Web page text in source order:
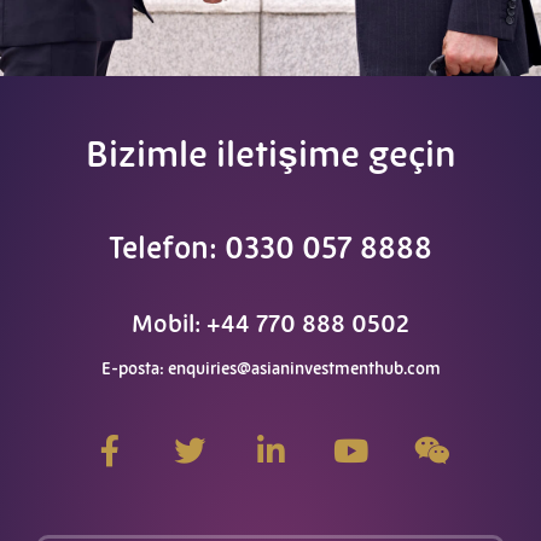
Bizimle iletişime geçin
Telefon: 0330 057 8888
Mobil: +44 770 888 0502
E-posta: enquiries@asianinvestmenthub.com
a
c
e
i
o
e